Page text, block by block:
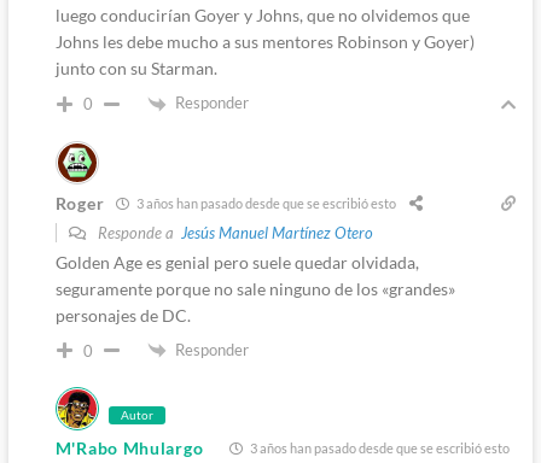
luego conducirían Goyer y Johns, que no olvidemos que
Johns les debe mucho a sus mentores Robinson y Goyer)
junto con su Starman.
0 Responder
Roger 3 años han pasado desde que se escribió esto
Responde a Jesús Manuel Martínez Otero
Golden Age es genial pero suele quedar olvidada,
seguramente porque no sale ninguno de los «grandes»
personajes de DC.
0 Responder
Autor
M'Rabo Mhulargo 3 años han pasado desde que se escribió esto